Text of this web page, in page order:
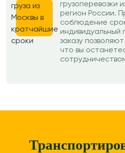
грузоперевозки
регион России.
соблюдение
индивидуальный
заказу
что вы